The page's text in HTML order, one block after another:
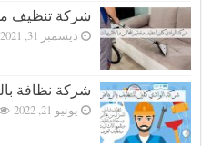
شركة تنظيف
ديسمبر 31, 2021
شركة نظافة
يونيو 21, 2022